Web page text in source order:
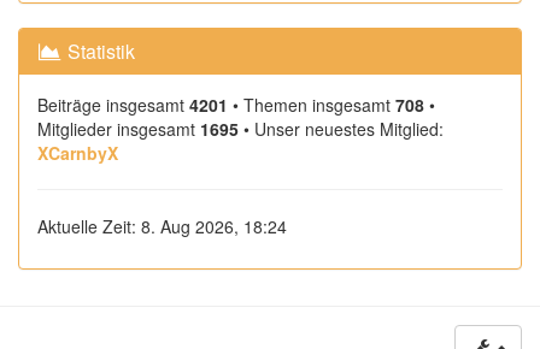
Statistik
Beiträge insgesamt 4201 • Themen insgesamt 708 •
Mitglieder insgesamt 1695 • Unser neuestes Mitglied:
XCarnbyX
Aktuelle Zeit: 8. Aug 2026, 18:24